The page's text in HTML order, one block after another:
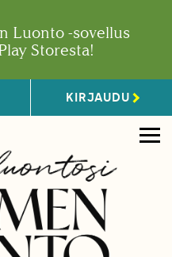
Luonto -sovellus
Storesta!
KIRJAUDU